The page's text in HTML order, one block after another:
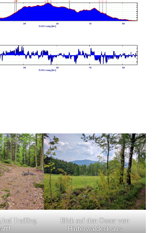
bei Trailiing
Blick auf den Osser von
Hinterwaldeck aus